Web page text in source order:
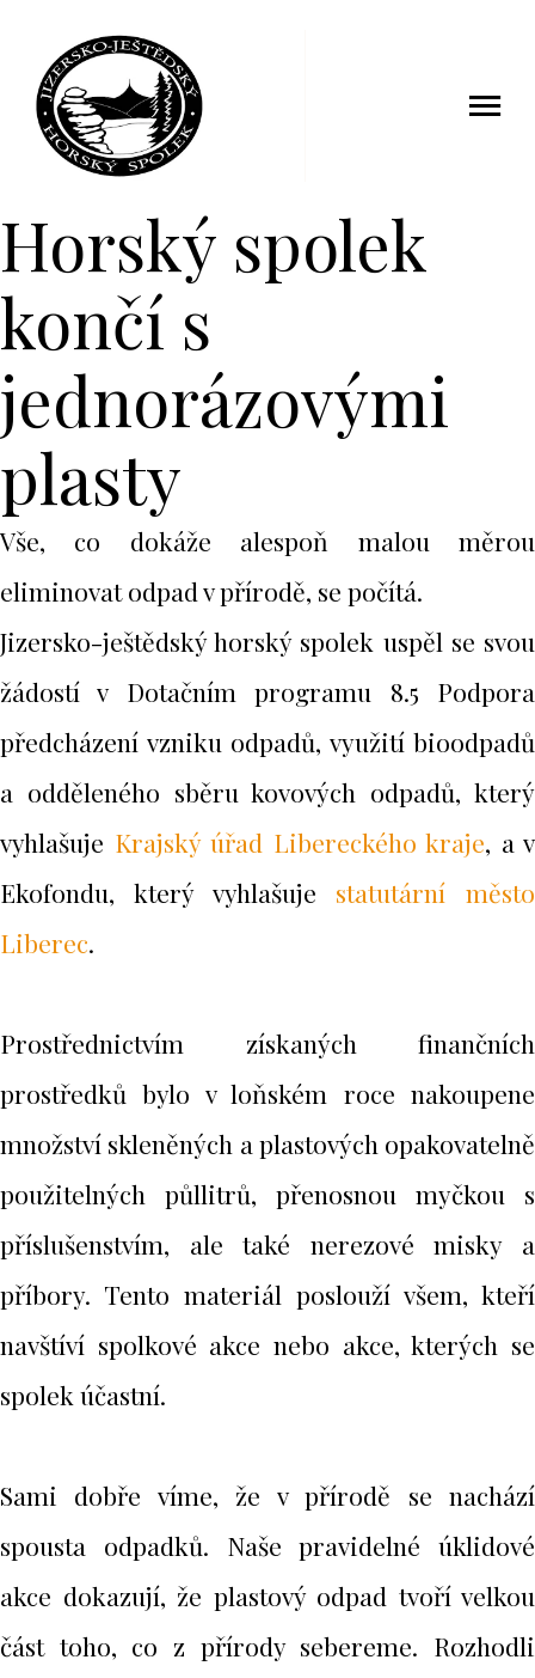
Horský spolek
končí s
jednorázovými
plasty
Vše, co dokáže alespoň malou měrou
eliminovat odpad v přírodě, se počítá.
Jizersko-ještědský horský spolek uspěl se svou
žádostí v Dotačním programu 8.5 Podpora
předcházení vzniku odpadů, využití bioodpadů
a odděleného sběru kovových odpadů, který
vyhlašuje Krajský úřad Libereckého kraje, a v
Ekofondu, který vyhlašuje statutární město
Liberec.
Prostřednictvím získaných finančních
prostředků bylo v loňském roce nakoupene
množství skleněných a plastových opakovatelně
použitelných půllitrů, přenosnou myčkou s
příslušenstvím, ale také nerezové misky a
příbory. Tento materiál poslouží všem, kteří
navštíví spolkové akce nebo akce, kterých se
spolek účastní.
Sami dobře víme, že v přírodě se nachází
spousta odpadků. Naše pravidelné úklidové
akce dokazují, že plastový odpad tvoří velkou
část toho, co z přírody sebereme. Rozhodli